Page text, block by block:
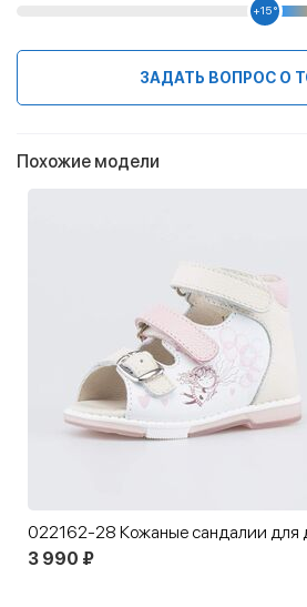
+15 °
ЗАДАТЬ ВОПРОС О
Похожие модели
3 990 ₽